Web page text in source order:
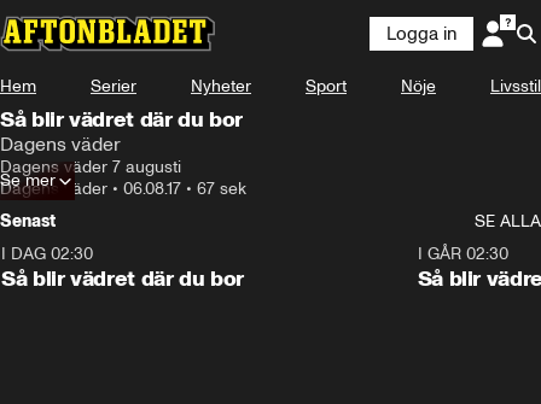
Logga in
Hem Serier Nyheter Sport Nöje Livsstil
Så blir vädret där du bor
Dagens väder
Dagens väder 7 augusti
Dagens väder • 06.08.17 • 67 sek
Se mer
Senast
SE ALLA
I DAG 02:30
Så blir vädret där du bor
I GÅR 02:30
Så blir